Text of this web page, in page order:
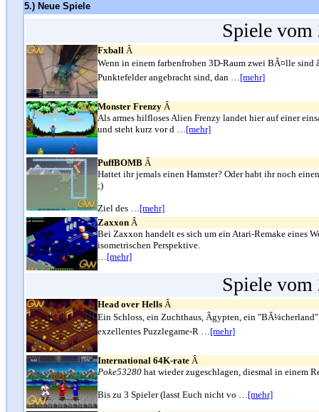
5.) Neue Spiele
Spiele vom
Fxball Â
Wenn in einem farbenfrohen 3D-Raum zwei BÃ¤lle sind
Punktefelder angebracht sind, dan …[mehr]
Monster Frenzy Â
Als armes hilfloses Alien Frenzy landet hier auf einer
und steht kurz vor d …[mehr]
PuffBOMB Â
Hattet ihr jemals einen Hamster? Oder habt ihr noch
;)
Ziel des …[mehr]
Zaxxon Â
Bei Zaxxon handelt es sich um ein Atari-Remake eines
isometrischen Perspektive.
…[mehr]
Spiele vom
Head over Hells Â
Ein Schloss, ein Zuchthaus, Ãgypten, ein
exzellentes Puzzlegame-R …[mehr]
International 64K-rate Â
Poke53280 hat wieder zugeschlagen, diesmal in einem
Bis zu 3 Spieler (lasst Euch nicht vo …[mehr]